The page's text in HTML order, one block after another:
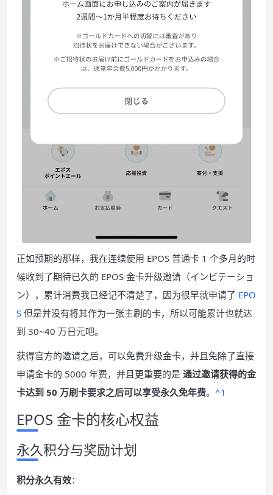
正如预期的那样，我在连续使用 EPOS 普通卡 1 个多月的时
候收到了期待已久的 EPOS 金卡升级邀请（インビテーショ
ン），累计消费我已经记不清楚了，因为很早就申请了 EPO
S 但是并没有将其作为一张主刷的卡，所以可能累计也就达
到 30~40 万日元吧。
获得官方的邀请之后，可以免费升级金卡，并且免除了直接
申请金卡的 5000 年费，并且更重要的是 通过邀请获得的金
卡达到 50 万刷卡要求之后可以享受永久免年费。 ^1
EPOS 金卡的核心权益
永久积分与奖励计划
积分永久有效：